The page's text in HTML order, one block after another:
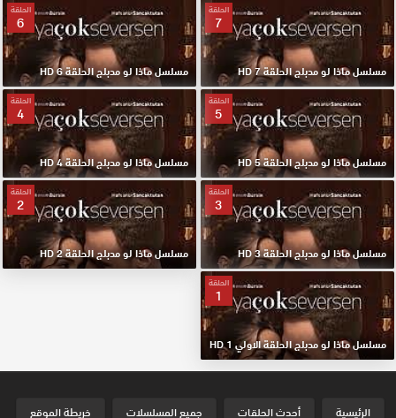
الحلقة
7
مسلسل ماذا لو مدبلج الحلقة 7 HD
الحلقة
6
مسلسل ماذا لو مدبلج الحلقة 6 HD
الحلقة
5
مسلسل ماذا لو مدبلج الحلقة 5 HD
الحلقة
4
مسلسل ماذا لو مدبلج الحلقة 4 HD
الحلقة
3
مسلسل ماذا لو مدبلج الحلقة 3 HD
الحلقة
2
مسلسل ماذا لو مدبلج الحلقة 2 HD
الحلقة
1
مسلسل ماذا لو مدبلج الحلقة الاولي 1 HD
الرئيسية أحدث الحلقات جميع المسلسلات خريطة الموقع